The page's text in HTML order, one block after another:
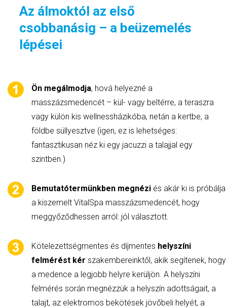
Az álmoktól az első
csobbanásig – a beüzemelés
lépései
Ön megálmodja, hová helyezné a
masszázsmedencét – kül- vagy beltérre, a teraszra
vagy külön kis wellnessházikóba, netán a kertbe, a
földbe süllyesztve (igen, ez is lehetséges:
fantasztikusan néz ki egy jacuzzi a talajjal egy
szintben.)
Bemutatótermünkben megnézi és akár ki is próbálja
a kiszemelt VitalSpa masszázsmedencét, hogy
meggyőződhessen arról: jól választott.
Kötelezettségmentes és díjmentes helyszíni
felmérést kér szakembereinktől, akik segítenek, hogy
a medence a legjobb helyre kerüljön. A helyszíni
felmérés során megnézzük a helyszín adottságait, a
talajt, az elektromos bekötések jövőbeli helyét, a